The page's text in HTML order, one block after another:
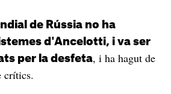
de Rússia no ha
d'Ancelotti, i va ser
per la desfeta, i ha hagut de
crítics.